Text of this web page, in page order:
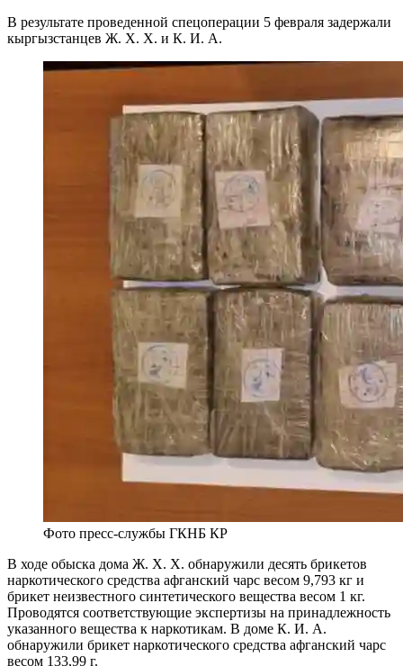
В результате проведенной спецоперации 5 февраля задержали
кыргызстанцев Ж. Х. Х. и К. И. А.
Фото пресс-службы ГКНБ КР
В ходе обыска дома Ж. Х. Х. обнаружили десять брикетов
наркотического средства афганский чарс весом 9,793 кг и
брикет неизвестного синтетического вещества весом 1 кг.
Проводятся соответствующие экспертизы на принадлежность
указанного вещества к наркотикам. В доме К. И. А.
обнаружили брикет наркотического средства афганский чарс
весом 133,99 г.